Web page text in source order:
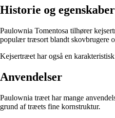
Historie og egenskaber
Paulownia Tomentosa tilhører
populær træsort blandt skovbrugere
Kejsertræet har også en
Anvendelser
Paulownia træet har mange
grund af træets fine kornstruktur.